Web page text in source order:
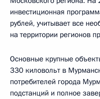
инвестиционная
рублей, учитывает все
на территории регионов
Основные крупные
330 киловольт в
потребителей города
подстанций и полное